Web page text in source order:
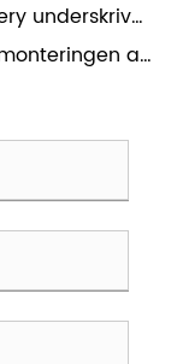
underskriver
af